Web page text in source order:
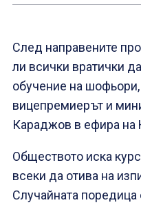
След направените
ли всички вратички
обучение на
вицепремиерът и
Караджов в ефира на
Обществото иска
всеки да отива на
Случайната